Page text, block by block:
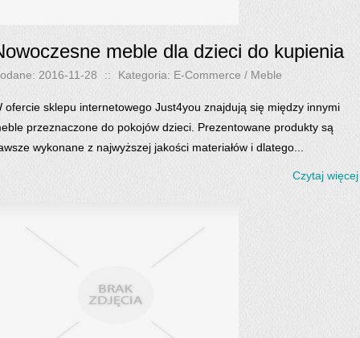
meble dla dzieci do kupienia
2016-11-28 :: Kategoria: E-Commerce / Meble
ofercie sklepu internetowego Just4you znajdują się między innymi
przeznaczone do pokojów dzieci. Prezentowane produkty są
wykonane z najwyższej jakości materiałów i dlatego...
Czytaj